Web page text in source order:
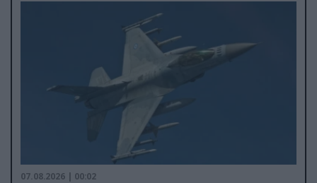
07.08.2026 | 00:02